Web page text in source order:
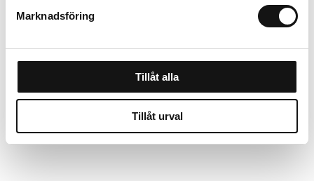
Marknadsföring
Tillåt alla
Tillåt urval